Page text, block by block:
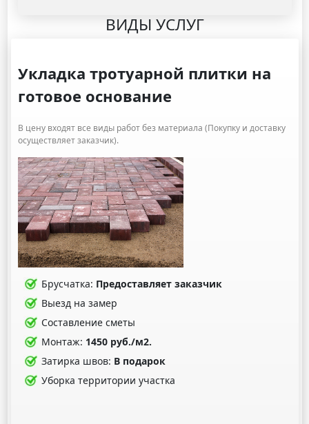
ВИДЫ УСЛУГ
Укладка тротуарной плитки на
готовое основание
В цену входят все виды работ без материала (Покупку и доставку
осуществляет заказчик).
Брусчатка: Предоставляет заказчик
Выезд на замер
Составление сметы
Монтаж: 1450 руб./м2.
Затирка швов: В подарок
Уборка территории участка